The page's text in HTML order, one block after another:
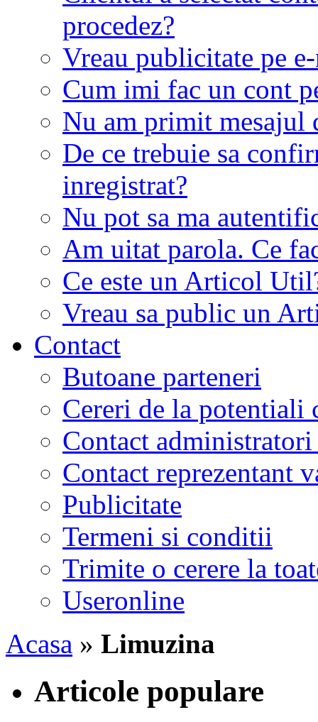
procedez?
Vreau publicitate pe
Cum imi fac un cont
Nu am primit mesajul
De ce trebuie sa
inregistrat?
Nu pot sa ma
Am uitat parola. Ce
Ce este un Articol
Vreau sa public un
Contact
Butoane parteneri
Cereri de la potentiali
Contact
Contact reprezentant
Publicitate
Termeni si conditii
Trimite o cerere la
Useronline
Acasa » Limuzina
Articole populare